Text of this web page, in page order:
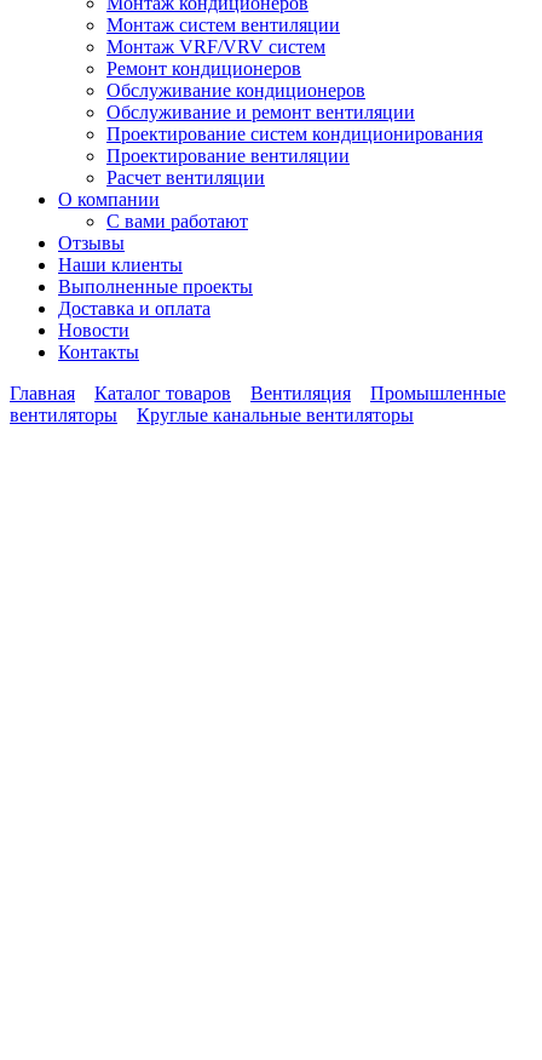
Монтаж систем вентиляции
Монтаж VRF/VRV систем
Ремонт кондиционеров
Обслуживание кондиционеров
Обслуживание и ремонт вентиляции
Проектирование систем кондиционирования
Проектирование вентиляции
Расчет вентиляции
О компании
С вами работают
Отзывы
Наши клиенты
Выполненные проекты
Доставка и оплата
Новости
Контакты
Главная
Каталог товаров Вентиляция
Промышленные
вентиляторы
Круглые канальные вентиляторы